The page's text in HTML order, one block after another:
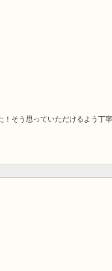
そう思っていただけるよう丁